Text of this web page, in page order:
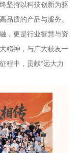
坚持以科技创新为驱
品质的产品与服务。
更是行业智慧与资
精神，与广大校友一
程中，贡献“远大力